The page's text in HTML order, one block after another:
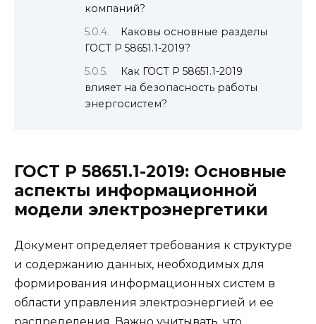
компаний?
Каковы основные разделы
ГОСТ Р 58651.1-2019?
Как ГОСТ Р 58651.1-2019
влияет на безопасность работы
энергосистем?
ГОСТ Р 58651.1-2019: Основные
аспекты информационной
модели электроэнергетики
Документ определяет требования к структуре
и содержанию данных, необходимых для
формирования информационных систем в
области управления электроэнергией и ее